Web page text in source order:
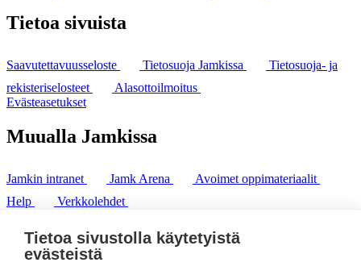
Tietoa sivuista
Saavutettavuusseloste Tietosuoja Jamkissa
Tietosuoja- ja
rekisteriselosteet
Alasottoilmoitus
Evästeasetukset
Muualla Jamkissa
Jamkin intranet Jamk Arena
Avoimet oppimateriaalit
Help
Verkkolehdet
puh. +358 20 743 8100
fax. +358 14 449 9694
Tietoa sivustolla käytetyistä
evästeistä